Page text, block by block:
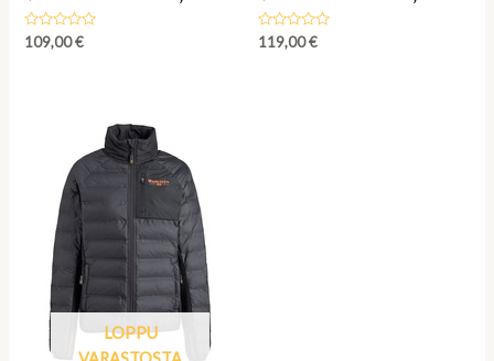
Rated
0
109,00€
Rated
0
119,00€
LOPPU